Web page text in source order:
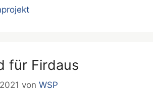
für Firdaus
von WSP